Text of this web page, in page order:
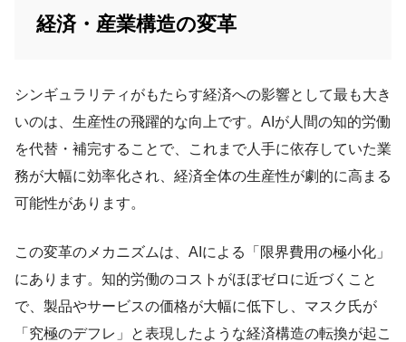
経済・産業構造の変革
シンギュラリティがもたらす経済への影響として最も大き
いのは、生産性の飛躍的な向上です。AIが人間の知的労働
を代替・補完することで、これまで人手に依存していた業
務が大幅に効率化され、経済全体の生産性が劇的に高まる
可能性があります。
この変革のメカニズムは、AIによる「限界費用の極小化」
にあります。知的労働のコストがほぼゼロに近づくこと
で、製品やサービスの価格が大幅に低下し、マスク氏が
「究極のデフレ」と表現したような経済構造の転換が起こ